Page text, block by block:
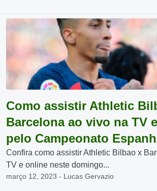
Como assistir Athletic
Barcelona ao vivo na TV
pelo Campeonato
Confira como assistir Athletic Bilbao x
TV e online neste domingo...
março 12, 2023 - Lucas Gervazio